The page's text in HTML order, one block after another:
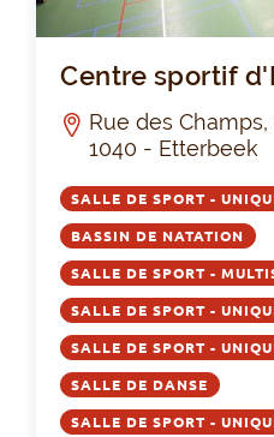
Centre sportif
Rue des Champs,
1040 - Etterbeek
SALLE DE SPORT -
BASSIN DE NATATION
SALLE DE SPORT -
SALLE DE SPORT -
SALLE DE SPORT -
SALLE DE DANSE
SALLE DE SPORT -